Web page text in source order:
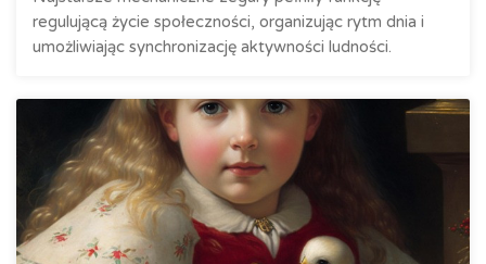
regulującą życie społeczności, organizując rytm dnia i
umożliwiając synchronizację aktywności ludności.